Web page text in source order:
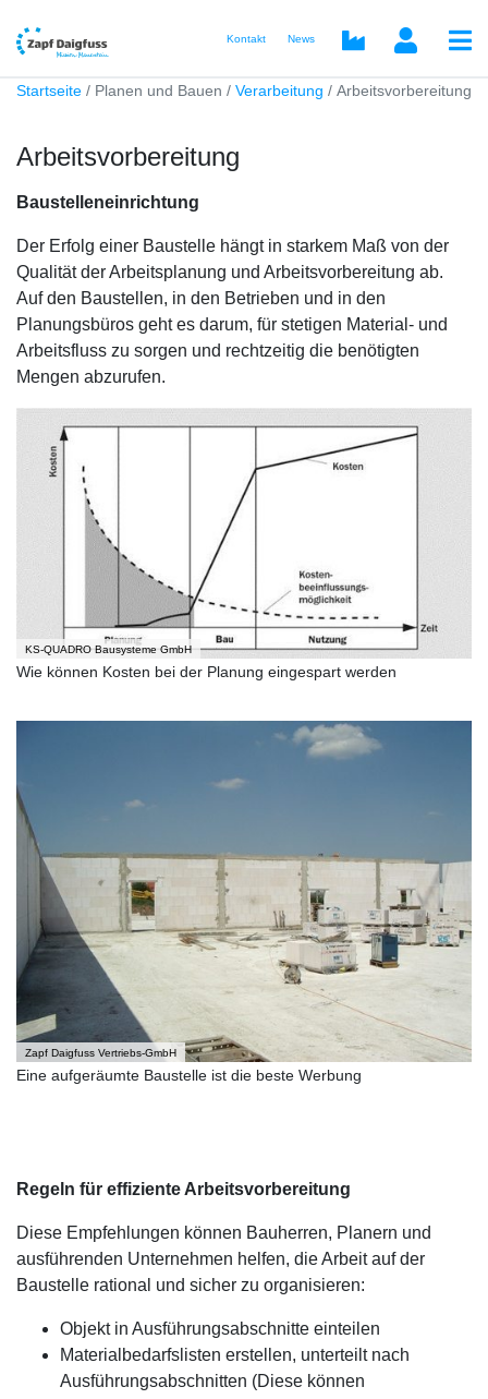
Kontakt News
Startseite Planen und Bauen Verarbeitung Arbeitsvorbereitung
Arbeitsvorbereitung
Baustelleneinrichtung
Der Erfolg einer Baustelle hängt in starkem Maß von der
Qualität der Arbeitsplanung und Arbeitsvorbereitung ab.
Auf den Baustellen, in den Betrieben und in den
Planungsbüros geht es darum, für stetigen Material- und
Arbeitsfluss zu sorgen und rechtzeitig die benötigten
Mengen abzurufen.
KS-QUADRO Bausysteme GmbH
Wie können Kosten bei der Planung eingespart werden
Zapf Daigfuss Vertriebs-GmbH
Eine aufgeräumte Baustelle ist die beste Werbung
Regeln für effiziente Arbeitsvorbereitung
Diese Empfehlungen können Bauherren, Planern und
ausführenden Unternehmen helfen, die Arbeit auf der
Baustelle rational und sicher zu organisieren:
Objekt in Ausführungsabschnitte einteilen
Materialbedarfslisten erstellen, unterteilt nach
Ausführungsabschnitten (Diese können